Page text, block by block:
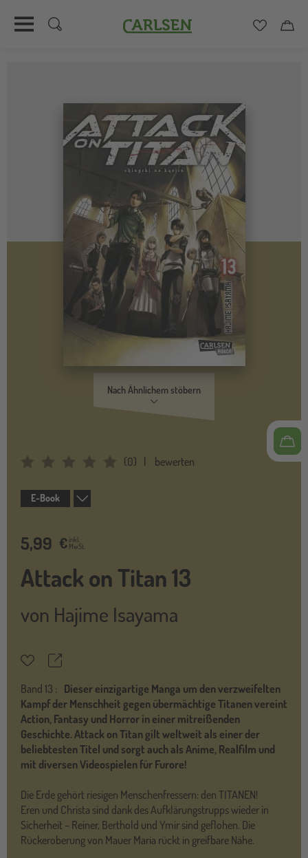
Carlsen
Nach Ähnlichem stöbern
Average Rating: 0 (0) bewerten
E-Book
5,99 € inkl.
MwSt.
Attack on Titan 13
von Hajime Isayama
MerkzettelTeilen
Band 13 : Dieser einzigartige Manga um den verzweifelten
Kampf der Menschheit gegen übermächtige Titanen vereint
Action, Fantasy und Horror in einer mitreißenden
Geschichte. Attack on Titan gilt weltweit als einer der
beliebtesten Titel und sorgt auch als Anime, Realfilm und
mit diversen Videospielen für Furore!
Die Erde gehört riesigen Menschenfressern: den TITANEN!
Eren und Christa sind dank des Aufklärungstrupps wieder in
Sicherheit – Reiner, Berthold und Ymir sind geflohen. Die
Rückeroberung von Mauer Maria rückt in greifbare Nähe.